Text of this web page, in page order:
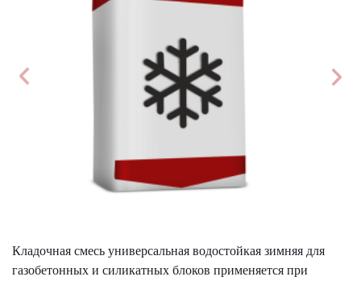
Кладочная смесь универсальная водостойкая зимняя для
газобетонных и силикатных блоков применяется при